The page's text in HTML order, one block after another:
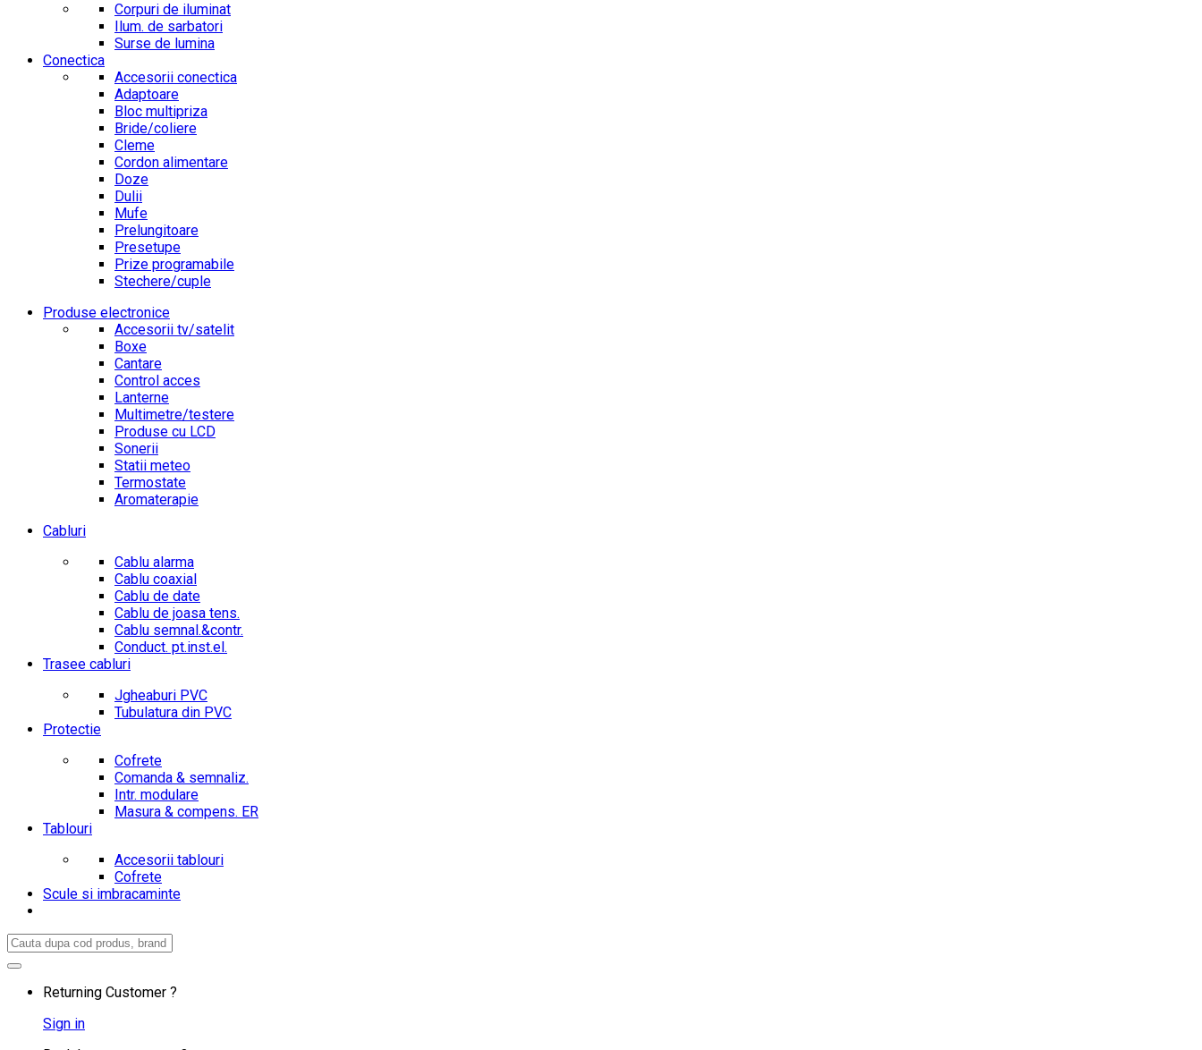
Corpuri de iluminat
Ilum. de sarbatori
Surse de lumina
Conectica
Accesorii conectica
Adaptoare
Bloc multipriza
Bride/coliere
Cleme
Cordon alimentare
Doze
Dulii
Mufe
Prelungitoare
Presetupe
Prize programabile
Stechere/cuple
Produse electronice
Accesorii tv/satelit
Boxe
Cantare
Control acces
Lanterne
Multimetre/testere
Produse cu LCD
Sonerii
Statii meteo
Termostate
Aromaterapie
Cabluri
Cablu alarma
Cablu coaxial
Cablu de date
Cablu de joasa tens.
Cablu semnal.&contr.
Conduct. pt.inst.el.
Trasee cabluri
Jgheaburi PVC
Tubulatura din PVC
Protectie
Cofrete
Comanda & semnaliz.
Intr. modulare
Masura & compens. ER
Tablouri
Accesorii tablouri
Cofrete
Scule si imbracaminte
Search
for:
Returning Customer ?
Sign in